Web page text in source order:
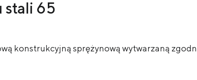
stali 65
konstrukcyjną sprężynową wytwarzaną